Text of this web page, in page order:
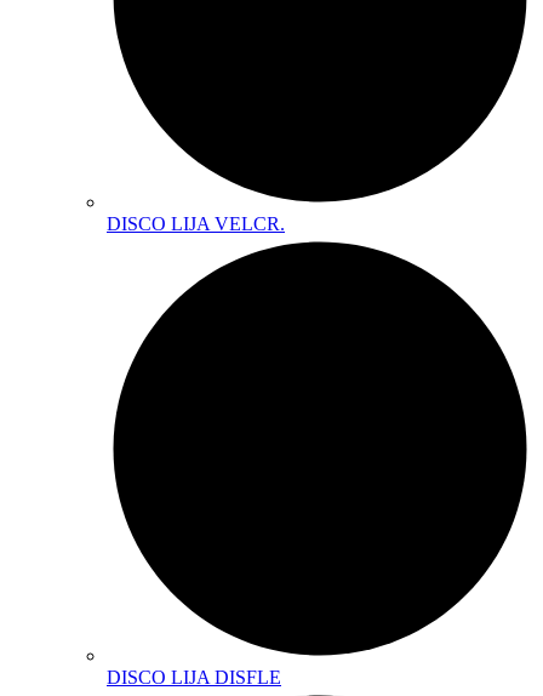
DISCO LIJA VELCR.
DISCO LIJA DISFLE